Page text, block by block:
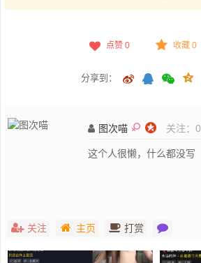
点赞 0 收藏 0
分享到：
图次喵 关注： 0
这个人很懒，什么都没写
关注 主页 打赏